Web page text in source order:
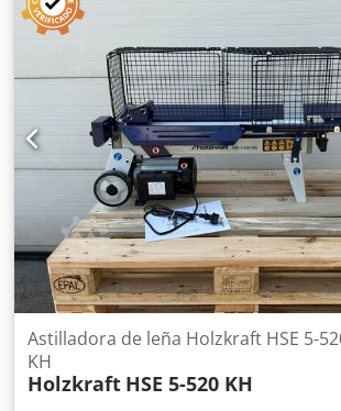
consta de dos cintas transportadoras de
trituradora, un ventilador de transporte y
insonorizada. Datos técnicos: Cedpozrx
Potencia total: 31,7 kW - Motor de la
Ancho de entrada: 550 mm - Altura de
25/75 mm - Ventilador: 22 kW / 10.800 m³/
Astilladora de leña Holzkraft HSE 5-
KH
Holzkraft HSE 5-520 KH